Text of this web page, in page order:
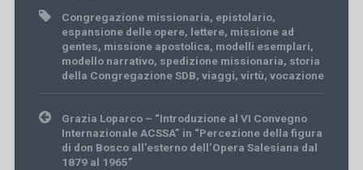
Congregazione missionaria, epistolario,
espansione delle opere, lettere, missione ad
gentes, missione apostolica, modelli esemplari,
modello narrativo, spedizione missionaria, storia
della Congregazione SDB, viaggi, virtù, vocazione
Post
navigation
Grazia Loparco – “Introduzione al VI Convegno
Internazionale ACSSA” in “Percezione della figura
di don Bosco all’esterno dell’Opera Salesiana dal
1879 al 1965”